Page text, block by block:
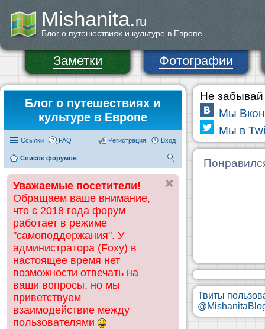
Mishanita.ru
Блог о путешествиях и культуре в Европе
Заметки Фотографии
Блог о путешествиях и
культуре в Европе
Ссылки FAQ Вход
Регистрация
Список форумов
ск
Уважаемые посетители!
Обращаем ваше внимание,
что с 2018 года форум
работает в режиме
"самоподдержания". У
администратора (Foxy) в
настоящее время нет
возможности отвечать на
ваши вопросы, но мы
приветствуем
взаимодействие между
пользователями
Не забывай
Мы
Мы в
Твиты